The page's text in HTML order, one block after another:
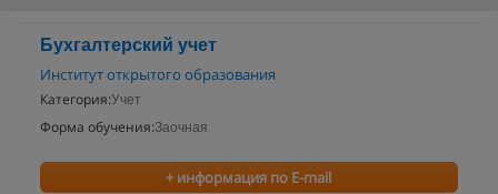
Бухгалтерский учет
Институт открытого образования
Категория:Учет
Форма обучения:Заочная
+ информация по E-mail